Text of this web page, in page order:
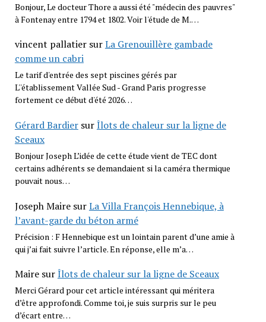
Bonjour, Le docteur Thore a aussi été "médecin des pauvres"
à Fontenay entre 1794 et 1802. Voir l'étude de M.…
vincent pallatiersurLa Grenouillère gambade
comme un cabri
Le tarif d'entrée des sept piscines gérés par
L''établissement Vallée Sud - Grand Paris progresse
fortement ce début d'été 2026…
Gérard BardiersurÎlots de chaleur sur la ligne de
Sceaux
Bonjour Joseph L’idée de cette étude vient de TEC dont
certains adhérents se demandaient si la caméra thermique
pouvait nous…
Joseph MairesurLa Villa François Hennebique, à
l’avant-garde du béton armé
Précision : F Hennebique est un lointain parent d’une amie à
qui j’ai fait suivre l’article. En réponse, elle m’a…
MairesurÎlots de chaleur sur la ligne de Sceaux
Merci Gérard pour cet article intéressant qui méritera
d’être approfondi. Comme toi, je suis surpris sur le peu
d’écart entre…